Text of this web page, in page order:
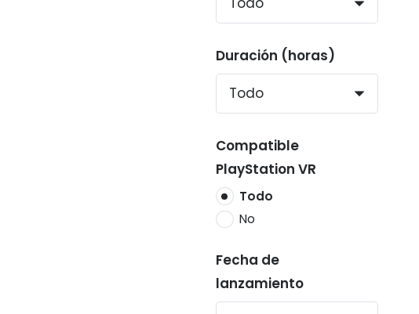
Duración (horas)
Compatible
PlayStation VR
Todo
No
Fecha de
lanzamiento